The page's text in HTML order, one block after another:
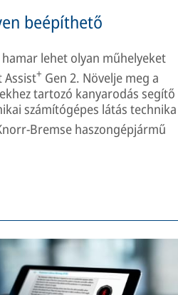
beépíthető
lehet olyan műhelyeket
Assist+ Gen 2. Növelje meg a
tartozó kanyarodás segítő
számítógépes látás technika
Bremse haszongépjármű